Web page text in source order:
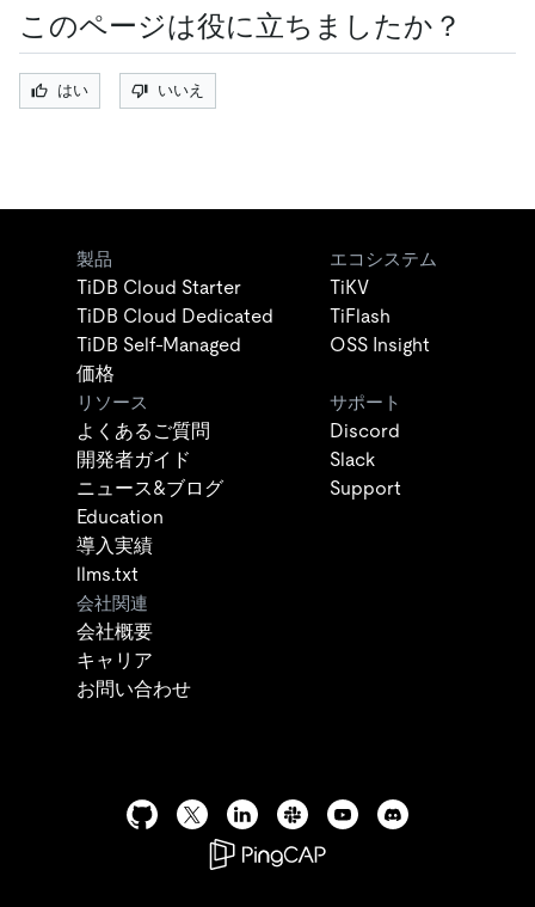
このページは役に立ちましたか？
はい いいえ
製品
TiDB Cloud Starter
TiDB Cloud Dedicated
TiDB Self-Managed
価格
エコシステム
TiKV
TiFlash
OSS Insight
リソース
よくあるご質問
開発者ガイド
ニュース&ブログ
Education
導入実績
llms.txt
サポート
Discord
Slack
Support
会社関連
会社概要
キャリア
お問い合わせ